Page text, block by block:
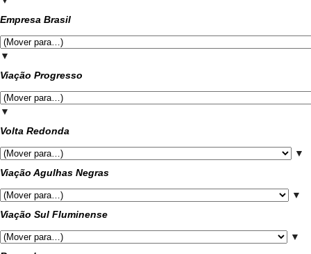
Empresa Brasil
▼
Viação Progresso
▼
Volta Redonda
▼
Viação Agulhas Negras
▼
Viação Sul Fluminense
▼